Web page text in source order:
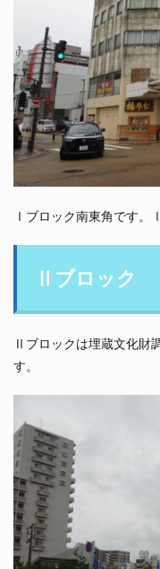
Ⅰブロック南東角です。
Ⅱブロック
Ⅱブロックは埋蔵文化財
す。